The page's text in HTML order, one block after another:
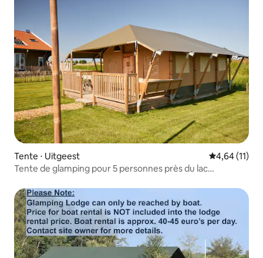
Tente ⋅ Uitgeest Évaluation
4,64 (11)
Tente de glamping pour 5 personnes près du lac